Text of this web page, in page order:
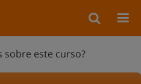
sobre este curso?